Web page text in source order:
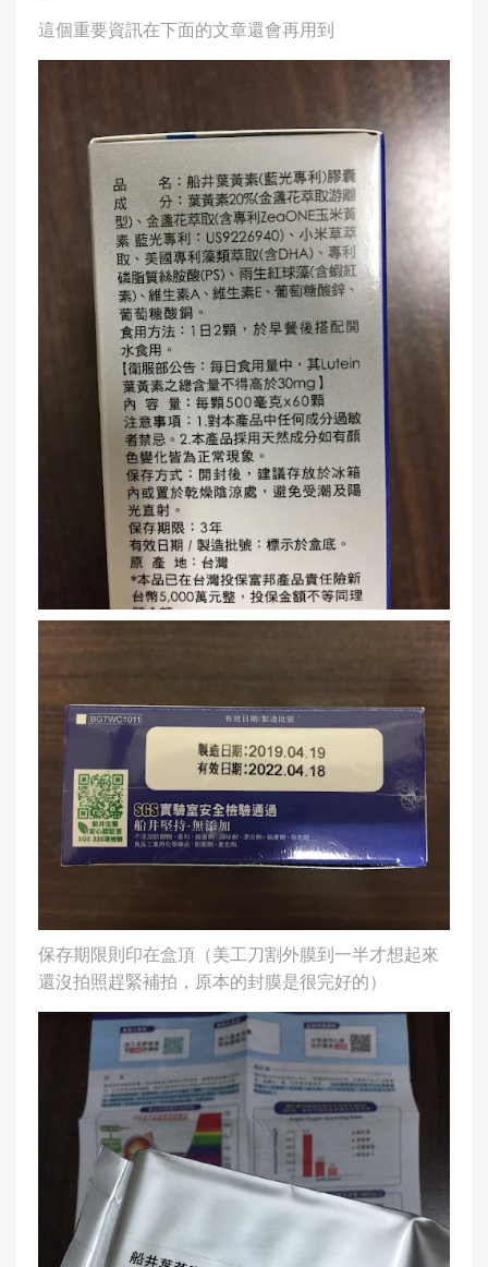
這個重要資訊在下面的文章還會再用到
保存期限則印在盒頂（美工刀割外膜到一半才想起來
還沒拍照趕緊補拍，原本的封膜是很完好的）